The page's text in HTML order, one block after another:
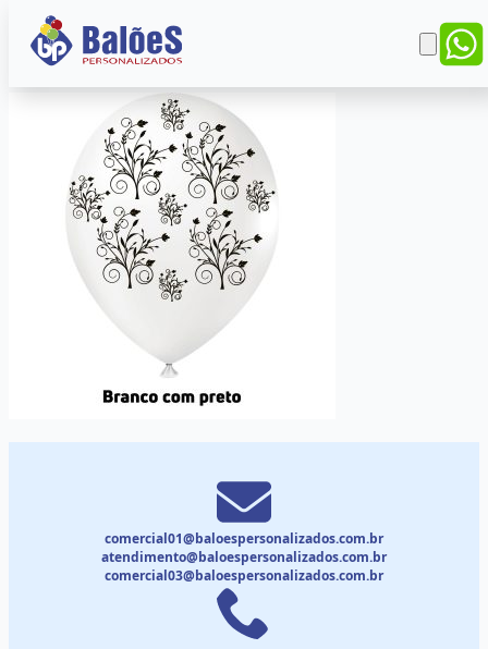
comercial01@baloespersonalizados.com.br
atendimento@baloespersonalizados.com.br
comercial03@baloespersonalizados.com.br